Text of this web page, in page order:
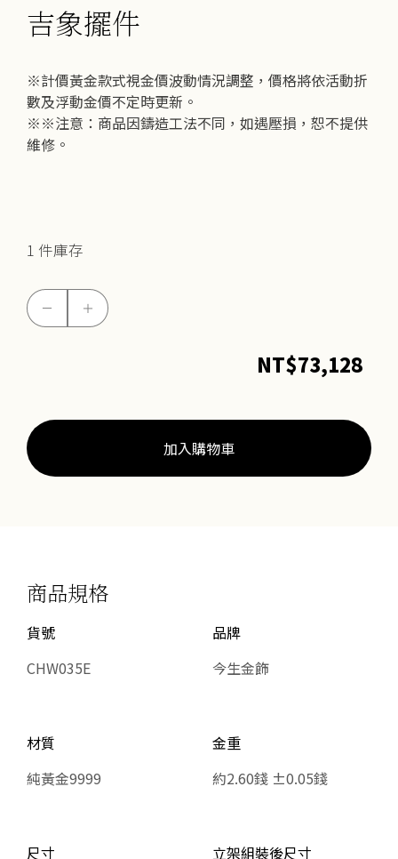
吉象擺件
※計價黃金款式視金價波動情況調整，價格將依活動折
數及浮動金價不定時更新。
※※注意：商品因鑄造工法不同，如遇壓損，恕不提供
維修。
1 件庫存
－
象
量
＋
NT$73,128
加入購物車
商品規格
貨號
CHW035E
品牌
今生金飾
材質
純黃金9999
金重
約2.60錢 ±0.05錢
尺寸
​​​​​​​立架組裝後尺寸